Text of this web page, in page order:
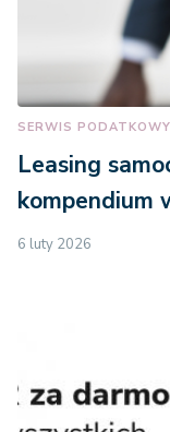
SERWIS PODATKOWY
Leasing
kompendium
6 luty 2026